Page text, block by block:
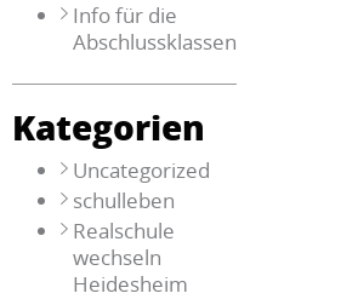
Info für die
Abschlussklassen
Kategorien
Uncategorized
schulleben
Realschule
wechseln
Heidesheim